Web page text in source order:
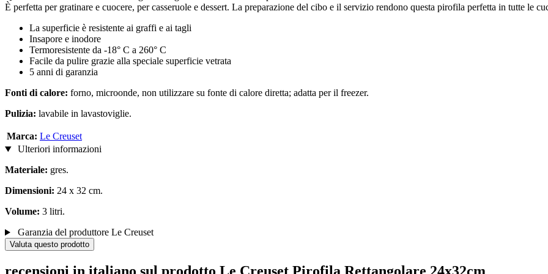
È perfetta per gratinare e cuocere, per casseruole e dessert. La preparazione del cibo e il servizio rendono questa pirofila perfetta in tutte le
La superficie è resistente ai graffi e ai tagli
Insapore e inodore
Termoresistente da -18° C a 260° C
Facile da pulire grazie alla speciale superficie vetrata
5 anni di garanzia
Fonti di calore: forno, microonde, non utilizzare su fonte di calore diretta; adatta per il freezer.
Pulizia: lavabile in lavastoviglie.
Marca: Le Creuset
Ulteriori informazioni
Materiale: gres.
Dimensioni: 24 x 32 cm.
Volume: 3 litri.
Garanzia del produttore Le Creuset
Valuta questo prodotto